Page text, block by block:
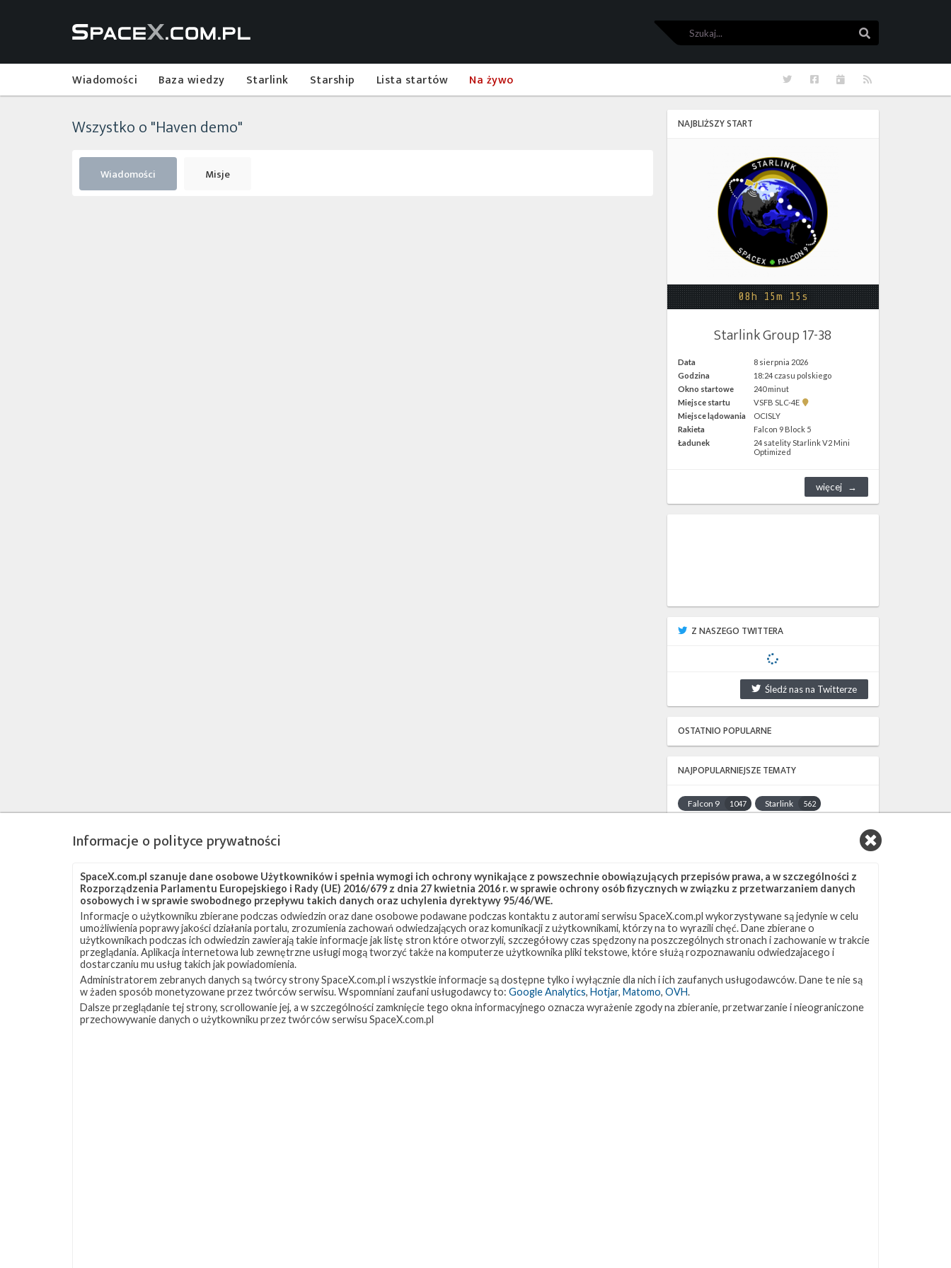
Szukaj
Wiadomości Baza wiedzy Starlink Starship Lista startów Na żywo RSS
Kalendarze
Facebook
Twitter
Wszystko o "Haven demo"
Wiadomości Misje
NAJBLIŻSZY START
08h 15m 15s
Starlink Group 17-38
Data
8 sierpnia 2026
Godzina
18:24 czasu polskiego
Okno startowe
240 minut
Miejsce startu
VSFB SLC-4E
Pokaż
SLC-
4E w
Google
Miejsce lądowania
OCISLY
Rakieta
Falcon 9 Block 5
Ładunek
24 satelity Starlink V2 Mini
Optimized
więcej
Z NASZEGO TWITTERA
Śledź nas na Twitterze
OSTATNIO POPULARNE
NAJPOPULARNIEJSZE TEMATY
Falcon 9 1047 Starlink 562
JRTI 214 ASOG 182
Starship 107 Landing Zone 1 96
Loty załogowe 95 ISS 93
ZAPRZYJAŹNIONE STRONY
Kosmogadka
Informacje o polityce prywatności
SpaceX.com.pl szanuje dane osobowe Użytkowników i spełnia wymogi ich ochrony wynikające z powszechnie obowiązujących przepisów prawa, a w szczególności z
Rozporządzenia Parlamentu Europejskiego i Rady (UE) 2016/679 z dnia 27 kwietnia 2016 r. w sprawie ochrony osób fizycznych w związku z przetwarzaniem danych
osobowych i w sprawie swobodnego przepływu takich danych oraz uchylenia dyrektywy 95/46/WE.
Informacje o użytkowniku zbierane podczas odwiedzin oraz dane osobowe podawane podczas kontaktu z autorami serwisu SpaceX.com.pl wykorzystywane są jedynie w celu
umożliwienia poprawy jakości działania portalu, zrozumienia zachowań odwiedzających oraz komunikacji z użytkownikami, którzy na to wyrazili chęć. Dane zbierane o
użytkownikach podczas ich odwiedzin zawierają takie informacje jak listę stron które otworzyli, szczegółowy czas spędzony na poszczególnych stronach i zachowanie w trakcie
przeglądania. Aplikacja internetowa lub zewnętrzne usługi mogą tworzyć także na komputerze użytkownika pliki tekstowe, które służą rozpoznawaniu odwiedzajacego i
dostarczaniu mu usług takich jak powiadomienia.
Administratorem zebranych danych są twórcy strony SpaceX.com.pl i wszystkie informacje są dostępne tylko i wyłącznie dla nich i ich zaufanych usługodawców. Dane te nie są
w żaden sposób monetyzowane przez twórców serwisu. Wspomniani zaufani usługodawcy to: Google Analytics, Hotjar, Matomo, OVH.
Dalsze przeglądanie tej strony, scrollowanie jej, a w szczególności zamknięcie tego okna informacyjnego oznacza wyrażenie zgody na zbieranie, przetwarzanie i nieograniczone
przechowywanie danych o użytkowniku przez twórców serwisu SpaceX.com.pl